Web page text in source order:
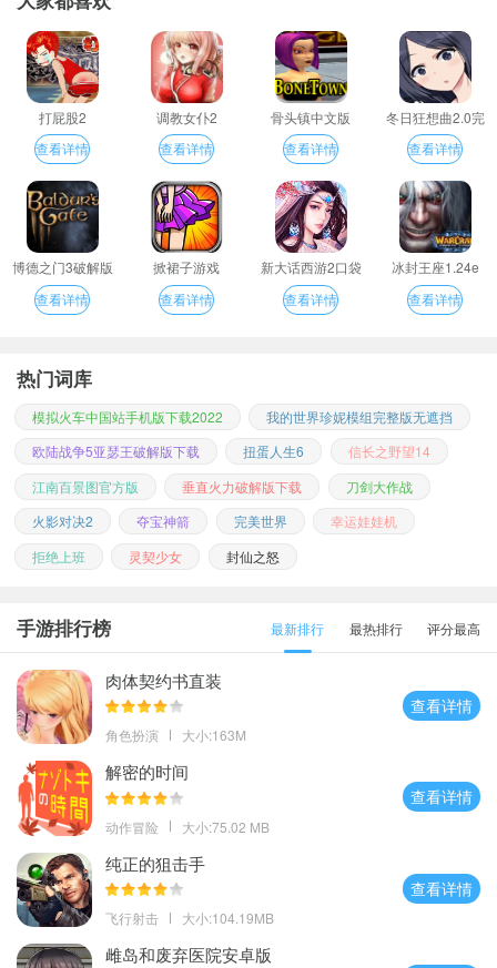
打屁股2
查看详情
调教女仆2
查看详情
骨头镇中文版
查看详情
冬日狂想曲2.0完
整汉化版
查看详情
博德之门3破解版
查看详情
掀裙子游戏
查看详情
新大话西游2口袋
版
查看详情
冰封王座1.24e
查看详情
热门词库
模拟火车中国站手机版下载2022
我的世界珍妮模组完整版无遮挡
欧陆战争5亚瑟王破解版下载
扭蛋人生6
信长之野望14
江南百景图官方版
垂直火力破解版下载
刀剑大作战
火影对决2
夺宝神箭 完美世界
幸运娃娃机
拒绝上班
灵契少女 封仙之怒
手游排行榜 最新排行 最热排行 评分最高
肉体契约书直装
角色扮演 大小:163M
查看详情
解密的时间
动作冒险 大小:75.02 MB
查看详情
纯正的狙击手
飞行射击 大小:104.19MB
查看详情
雌岛和废弃医院安卓版